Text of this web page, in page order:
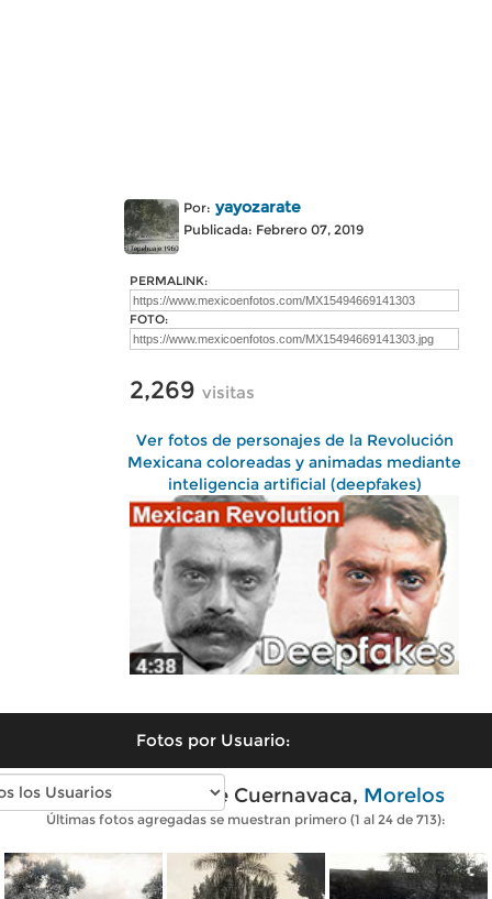
Por: yayozarate
Publicada: Febrero 07, 2019
PERMALINK:
FOTO:
2,269 visitas
Ver fotos de personajes de la Revolución
Mexicana coloreadas y animadas mediante
inteligencia artificial (deepfakes)
Fotos por Usuario:
Fotos antiguas de Cuernavaca, Morelos
Últimas fotos agregadas se muestran primero (1 al 24 de 713):